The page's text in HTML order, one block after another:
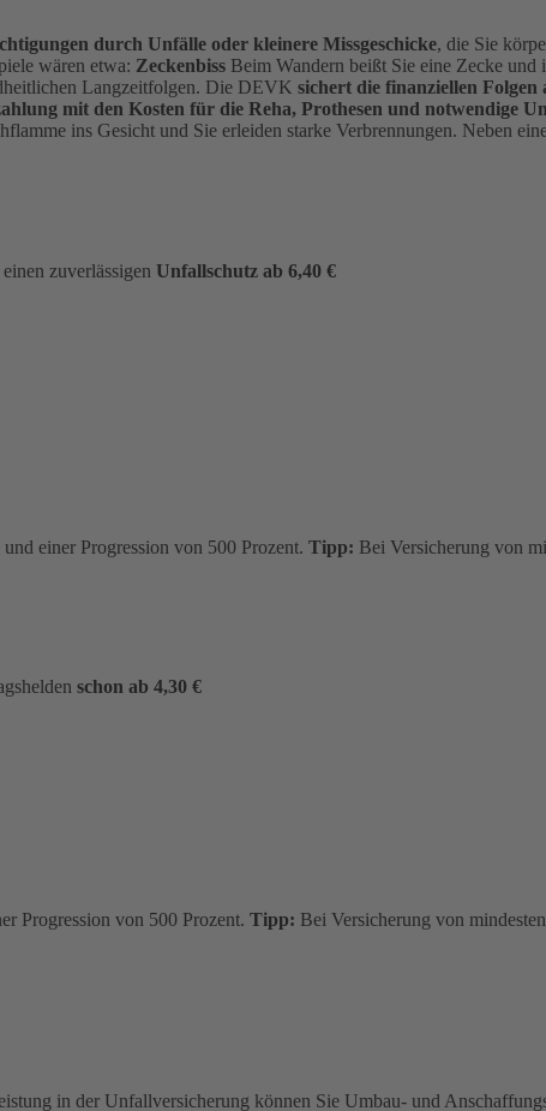
durch Unfälle oder kleinere Missgeschicke, die Sie
wären etwa: Zeckenbiss Beim Wandern beißt Sie eine Zecke
Langzeitfolgen. Die DEVK sichert die finanziellen Folgen
mit den Kosten für die Reha, Prothesen und notwendige
ins Gesicht und Sie erleiden starke Verbrennungen. Neben
zuverlässigen Unfallschutz ab 6,40 €
einer Progression von 500 Prozent. Tipp: Bei Versicherung von
schon ab 4,30 €
Progression von 500 Prozent. Tipp: Bei Versicherung von
in der Unfallversicherung können Sie Umbau- und